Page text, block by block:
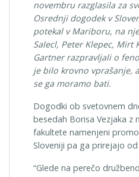
novembru razglasila za
Osrednji dogodek v
potekal v Mariboru, na
Salecl, Peter Klepec, Mirt
Gartner razpravljali o
je bilo krovno vprašanje,
se ga moramo bati.
Dogodki ob svetovnem
besedah Borisa Vezjaka z
fakultete namenjeni
Sloveniji pa ga prirejajo od
“Glede na perečo